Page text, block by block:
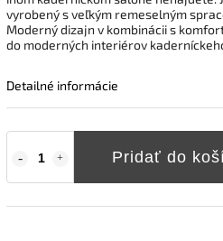
Pridať do
vyrobený s veľkým remeselným
Moderný dizajn v kombinácii s
do moderných interiérov
Detailné informácie